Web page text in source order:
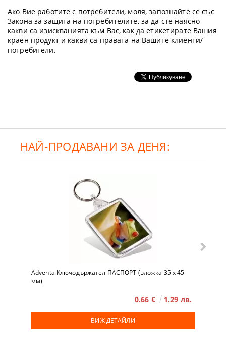
Ако Вие работите с потребители, моля, запознайте се със
Закона за защита на потребителите, за да сте наясно
какви са изискванията към Вас, как да етикетирате Вашия
краен продукт и какви са правата на Вашите клиенти/
потребители.
НАЙ-ПРОДАВАНИ ЗА ДЕНЯ:
Adventa Ключодържател ПАСПОРТ (вложка 35 x 45
мм)
0.66 € 1.29 лв.
ВИЖ ДЕТАЙЛИ